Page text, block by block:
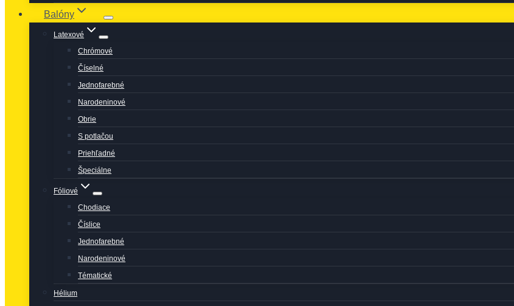
Balóny
Latexové
Chrómové
Číselné
Jednofarebné
Narodeninové
Obrie
S potlačou
Priehľadné
Špeciálne
Fóliové
Chodiace
Číslice
Jednofarebné
Narodeninové
Tématické
Hélium